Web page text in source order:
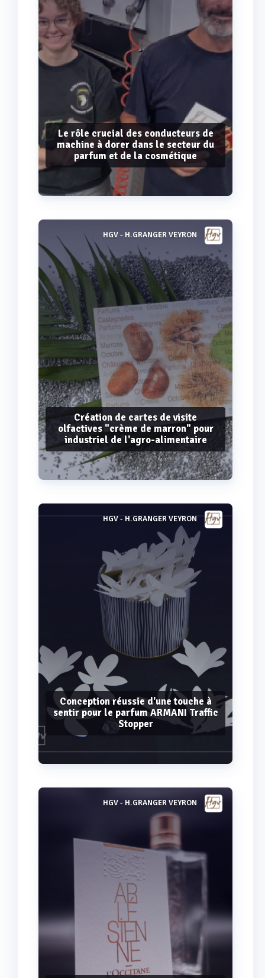
Le rôle crucial des conducteurs de
machine à dorer dans le secteur du
parfum et de la cosmétique
Voir plus
HGV - H.GRANGER VEYRON
Création de cartes de visite
olfactives "crème de marron" pour
industriel de l'agro-alimentaire
Voir plus
HGV - H.GRANGER VEYRON
Conception réussie d'une touche à
sentir pour le parfum ARMANI Traffic
Stopper
Voir plus
HGV - H.GRANGER VEYRON